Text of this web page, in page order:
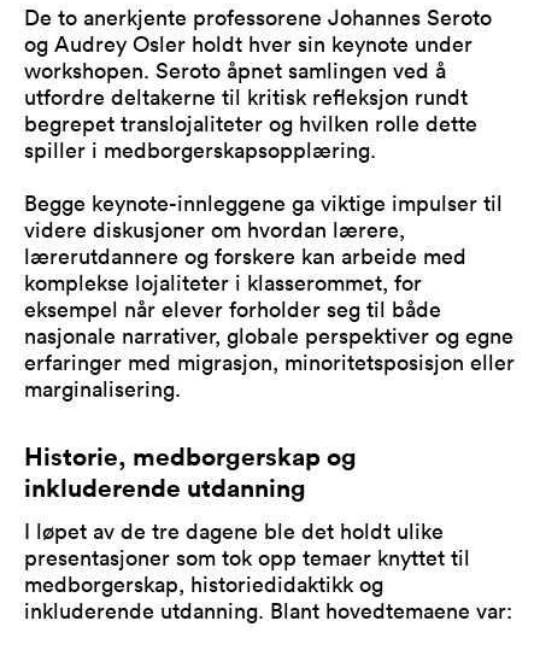
De to anerkjente professorene Johannes Seroto
og Audrey Osler holdt hver sin keynote under
workshopen. Seroto åpnet samlingen ved å
utfordre deltakerne til kritisk refleksjon rundt
begrepet translojaliteter og hvilken rolle dette
spiller i medborgerskapsopplæring.
Begge keynote-innleggene ga viktige impulser til
videre diskusjoner om hvordan lærere,
lærerutdannere og forskere kan arbeide med
komplekse lojaliteter i klasserommet, for
eksempel når elever forholder seg til både
nasjonale narrativer, globale perspektiver og egne
erfaringer med migrasjon, minoritetsposisjon eller
marginalisering.
Historie, medborgerskap og
inkluderende utdanning
I løpet av de tre dagene ble det holdt ulike
presentasjoner som tok opp temaer knyttet til
medborgerskap, historiedidaktikk og
inkluderende utdanning. Blant hovedtemaene var: